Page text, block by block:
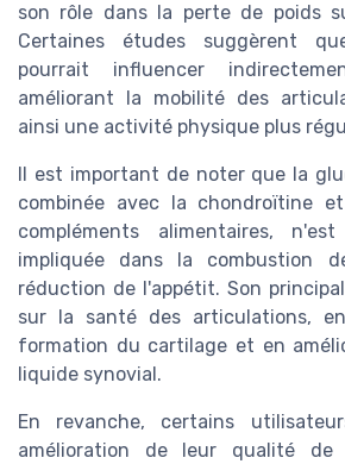
son rôle dans la perte de poids
Certaines études suggèrent
pourrait influencer
améliorant la mobilité des
ainsi une activité physique plus
Il est important de noter que la
combinée avec la chondroïtine
compléments alimentaires,
impliquée dans la combustion
réduction de l'appétit. Son
sur la santé des articulations,
formation du cartilage et en
liquide synovial.
En revanche, certains
amélioration de leur qualité